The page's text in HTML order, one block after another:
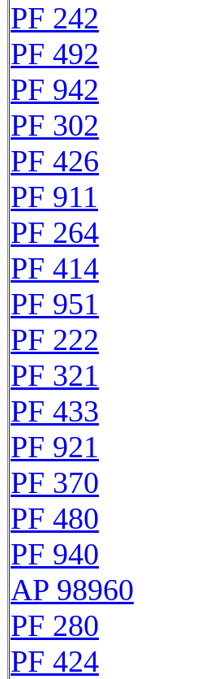
PF 242
PF 492
PF 942
PF 302
PF 426
PF 911
PF 264
PF 414
PF 951
PF 222
PF 321
PF 433
PF 921
PF 370
PF 480
PF 940
AP 98960
PF 280
PF 424